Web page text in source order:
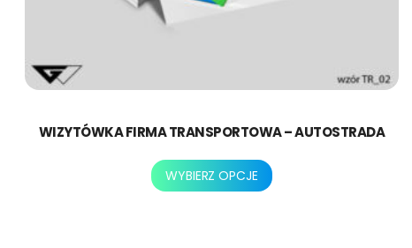
WIZYTÓWKA FIRMA TRANSPORTOWA – AUTOSTRADA
WYBIERZ OPCJE
Ten